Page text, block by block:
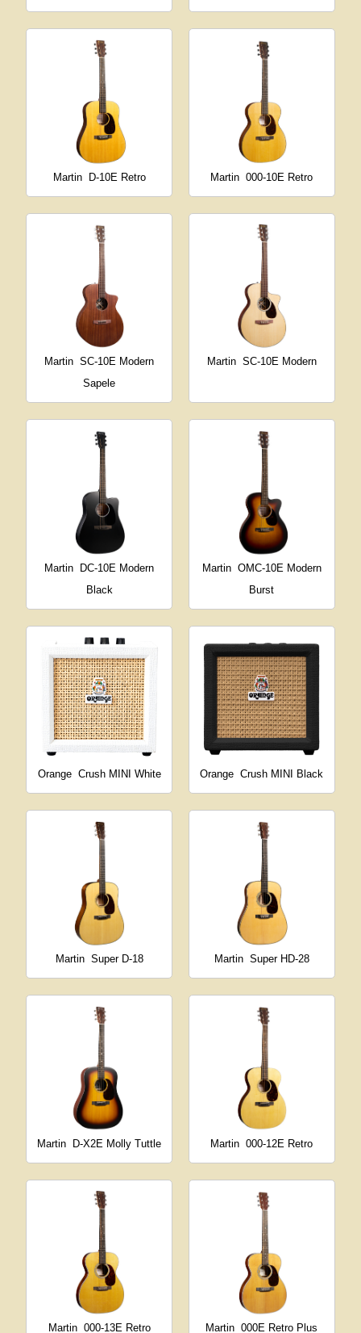
Martin D-10E Retro Martin 000-10E Retro
Martin SC-10E Modern
Sapele
Martin SC-10E Modern
Martin
DC-10E Modern
Black
Martin OMC-10E Modern
Burst
Orange Crush MINI White Orange Crush MINI Black
Martin Super D-18 Martin Super HD-28
Martin D-X2E Molly Tuttle Martin 000-12E Retro
Martin 000-13E Retro Martin 000E Retro Plus